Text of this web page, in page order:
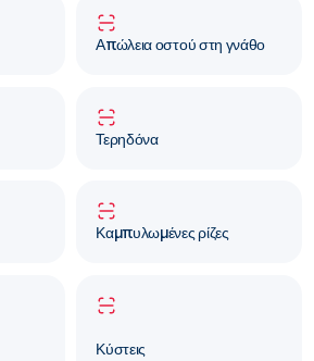
Απώλεια οστού στη γνάθο
Τερηδόνα
Καμπυλωμένες ρίζες
Κύστεις